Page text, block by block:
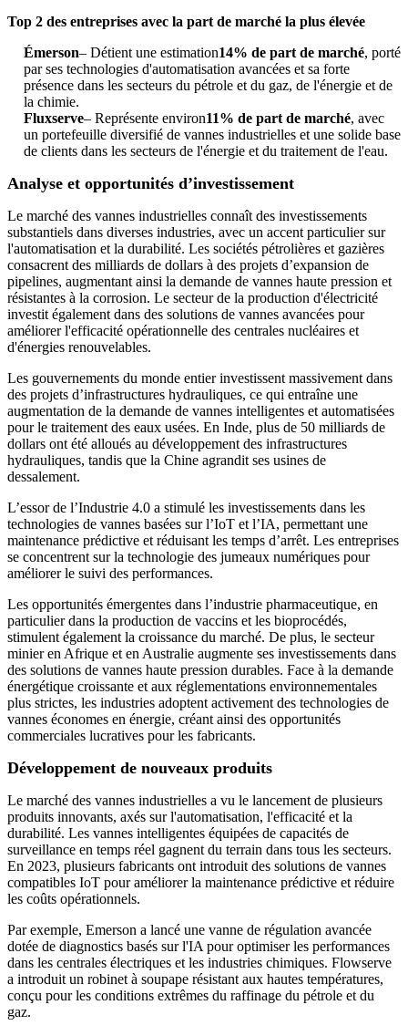
Top 2 des entreprises avec la part de marché la plus élevée
Émerson– Détient une estimation14% de part de marché, porté
par ses technologies d'automatisation avancées et sa forte
présence dans les secteurs du pétrole et du gaz, de l'énergie et de
la chimie.
Fluxserve– Représente environ11% de part de marché, avec
un portefeuille diversifié de vannes industrielles et une solide base
de clients dans les secteurs de l'énergie et du traitement de l'eau.
Analyse et opportunités d’investissement
Le marché des vannes industrielles connaît des investissements
substantiels dans diverses industries, avec un accent particulier sur
l'automatisation et la durabilité. Les sociétés pétrolières et gazières
consacrent des milliards de dollars à des projets d’expansion de
pipelines, augmentant ainsi la demande de vannes haute pression et
résistantes à la corrosion. Le secteur de la production d'électricité
investit également dans des solutions de vannes avancées pour
améliorer l'efficacité opérationnelle des centrales nucléaires et
d'énergies renouvelables.
Les gouvernements du monde entier investissent massivement dans
des projets d’infrastructures hydrauliques, ce qui entraîne une
augmentation de la demande de vannes intelligentes et automatisées
pour le traitement des eaux usées. En Inde, plus de 50 milliards de
dollars ont été alloués au développement des infrastructures
hydrauliques, tandis que la Chine agrandit ses usines de
dessalement.
L’essor de l’Industrie 4.0 a stimulé les investissements dans les
technologies de vannes basées sur l’IoT et l’IA, permettant une
maintenance prédictive et réduisant les temps d’arrêt. Les entreprises
se concentrent sur la technologie des jumeaux numériques pour
améliorer le suivi des performances.
Les opportunités émergentes dans l’industrie pharmaceutique, en
particulier dans la production de vaccins et les bioprocédés,
stimulent également la croissance du marché. De plus, le secteur
minier en Afrique et en Australie augmente ses investissements dans
des solutions de vannes haute pression durables. Face à la demande
énergétique croissante et aux réglementations environnementales
plus strictes, les industries adoptent activement des technologies de
vannes économes en énergie, créant ainsi des opportunités
commerciales lucratives pour les fabricants.
Développement de nouveaux produits
Le marché des vannes industrielles a vu le lancement de plusieurs
produits innovants, axés sur l'automatisation, l'efficacité et la
durabilité. Les vannes intelligentes équipées de capacités de
surveillance en temps réel gagnent du terrain dans tous les secteurs.
En 2023, plusieurs fabricants ont introduit des solutions de vannes
compatibles IoT pour améliorer la maintenance prédictive et réduire
les coûts opérationnels.
Par exemple, Emerson a lancé une vanne de régulation avancée
dotée de diagnostics basés sur l'IA pour optimiser les performances
dans les centrales électriques et les industries chimiques. Flowserve
a introduit un robinet à soupape résistant aux hautes températures,
conçu pour les conditions extrêmes du raffinage du pétrole et du
gaz.